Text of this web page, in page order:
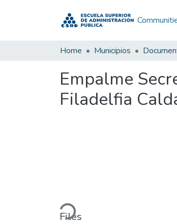
Home Municipios
Empalme
Filadelfia
Loading...
Files